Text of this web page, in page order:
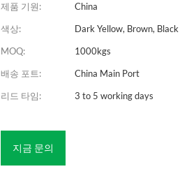
제품 기원:
China
색상:
Dark Yellow, Brown, Black
MOQ:
1000kgs
배송 포트:
China Main Port
리드 타임:
3 to 5 working days
지금 문의